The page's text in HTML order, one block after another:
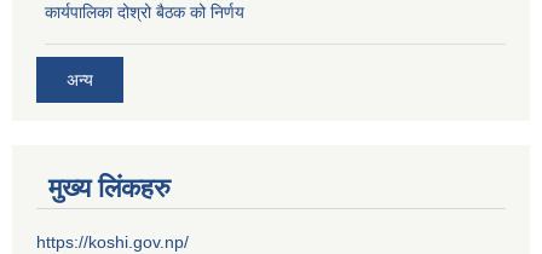
कार्यपालिका दोश्रो बैठक को निर्णय
अन्य
मुख्य लिंकहरु
https://koshi.gov.np/